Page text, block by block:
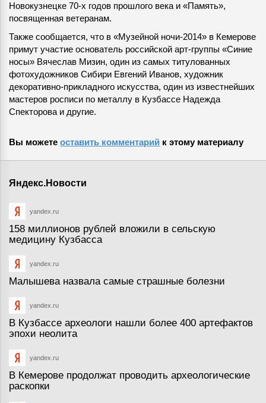
Новокузнецке 70-х годов прошлого века и «Память»,
посвященная ветеранам.
Также сообщается, что в «Музейной ночи-2014» в Кемерове
примут участие основатель российской арт-группы «Синие
носы» Вячеслав Мизин, один из самых титулованных
фотохудожников Сибири Евгений Иванов, художник
декоративно-прикладного искусства, один из известнейших
мастеров росписи по металлу в Кузбассе Надежда
Спекторова и другие.
Вы можете оставить комментарий к этому материалу
Яндекс.Новости
yandex.ru
158 миллионов рублей вложили в сельскую
медицину Кузбасса
yandex.ru
Малышева назвала самые страшные болезни
yandex.ru
В Кузбассе археологи нашли более 400 артефактов
эпохи неолита
yandex.ru
В Кемерове продолжат проводить археологические
раскопки